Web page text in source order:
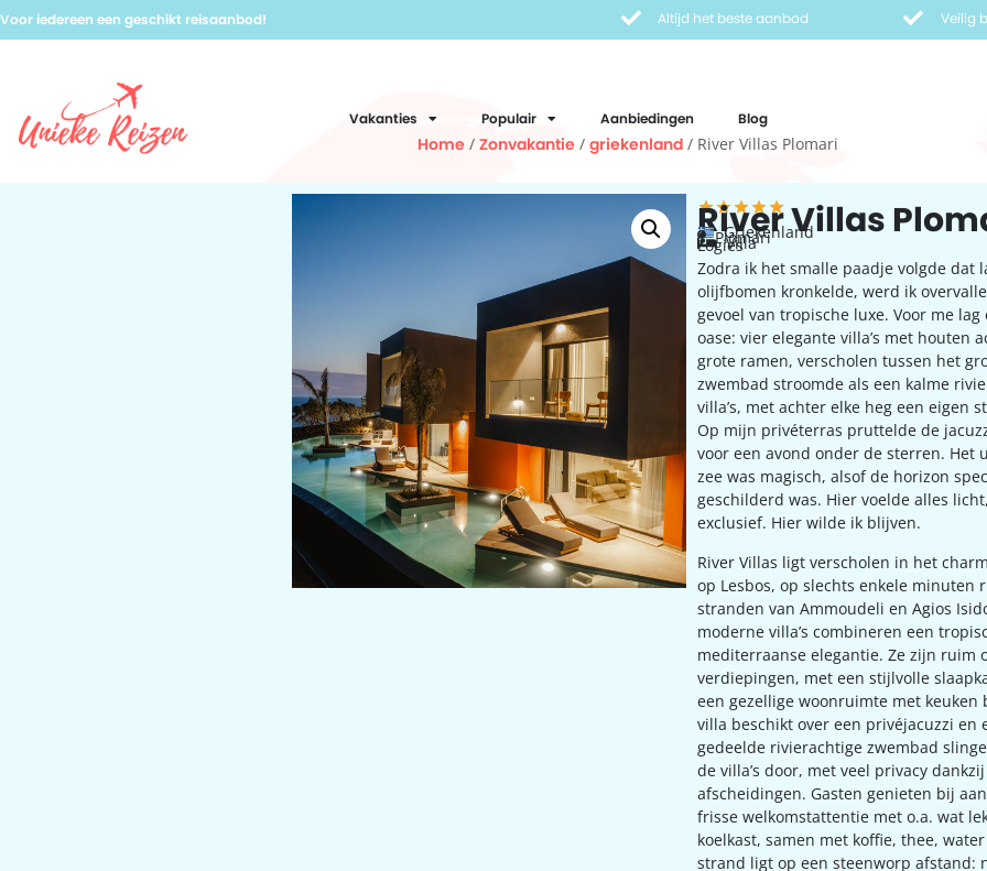
Voor iedereen een geschikt reisaanbod! Altijd het beste aanbod Veilig
Vakanties Populair Aanbiedingen Blog
Home / Zonvakantie / griekenland / River Villas Plomari
River Villas
Griekenland
Plomari
Villa
Logies
Zodra ik het smalle paadje volgde dat
olijfbomen kronkelde, werd ik
gevoel van tropische luxe. Voor me lag
oase: vier elegante villa’s met houten
grote ramen, verscholen tussen het
zwembad stroomde als een kalme
villa’s, met achter elke heg een eigen
Op mijn privéterras pruttelde de
voor een avond onder de sterren. Het
zee was magisch, alsof de horizon
geschilderd was. Hier voelde alles
exclusief. Hier wilde ik blijven.
River Villas ligt verscholen in het
op Lesbos, op slechts enkele minuten
stranden van Ammoudeli en Agios
moderne villa’s combineren een
mediterraanse elegantie. Ze zijn ruim
verdiepingen, met een stijlvolle
een gezellige woonruimte met keuken
villa beschikt over een privéjacuzzi en
gedeelde rivierachtige zwembad
de villa’s door, met veel privacy
afscheidingen. Gasten genieten bij
frisse welkomstattentie met o.a. wat
koelkast, samen met koffie, thee,
strand ligt op een steenworp afstand: